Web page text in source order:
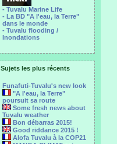
- Tuvalu Marine Life
- La BD "A l'eau, la Terre"
dans le monde
- Tuvalu flooding /
Inondations
Sujets les plus récents
Funafuti-Tuvalu's new look
"A l'eau, la Terre"
poursuit sa route
Some fresh news about
Tuvalu weather
Bon débarras 2015!
Good riddance 2015 !
Alofa Tuvalu à la COP21